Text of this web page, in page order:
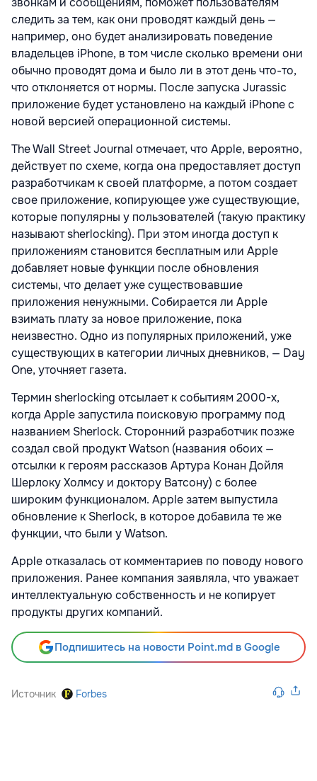
следить за тем, как они проводят каждый день —
например, оно будет анализировать поведение
владельцев iPhone, в том числе сколько времени они
обычно проводят дома и было ли в этот день что-то,
что отклоняется от нормы. После запуска Jurassic
приложение будет установлено на каждый iPhone с
новой версией операционной системы.
The Wall Street Journal отмечает, что Apple, вероятно,
действует по схеме, когда она предоставляет доступ
разработчикам к своей платформе, а потом создает
свое приложение, копирующее уже существующие,
которые популярны у пользователей (такую практику
называют sherlocking). При этом иногда доступ к
приложениям становится бесплатным или Apple
добавляет новые функции после обновления
системы, что делает уже существовавшие
приложения ненужными. Собирается ли Apple
взимать плату за новое приложение, пока
неизвестно. Одно из популярных приложений, уже
существующих в категории личных дневников, — Day
One, уточняет газета.
Термин sherlocking отсылает к событиям 2000-х,
когда Apple запустила поисковую программу под
названием Sherlock. Сторонний разработчик позже
создал свой продукт Watson (названия обоих —
отсылки к героям рассказов Артура Конан Дойля
Шерлоку Холмсу и доктору Ватсону) с более
широким функционалом. Apple затем выпустила
обновление к Sherlock, в которое добавила те же
функции, что были у Watson.
Apple отказалась от комментариев по поводу нового
приложения. Ранее компания заявляла, что уважает
интеллектуальную собственность и не копирует
продукты других компаний.
Подпишитесь на новости Point.md в Google
Источник Forbes